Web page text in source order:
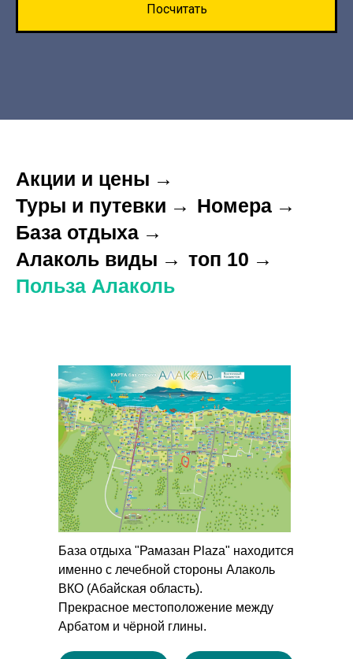
Посчитать
Акции и цены →
Туры и путевки → Номера →
База отдыха →
Алаколь виды → топ 10 →
Польза Алаколь
База отдыха "Рамазан Plaza" находится
именно с лечебной стороны Алаколь
ВКО (Абайская область).
Прекрасное местоположение между
Арбатом и чёрной глины.